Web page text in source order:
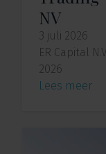
NV
3 juli 2026
ER Capital
2026
Lees meer